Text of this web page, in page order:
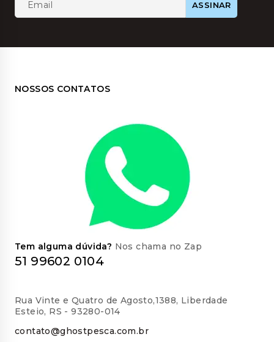
NOSSOS CONTATOS
Tem alguma dúvida? Nos chama no Zap
51 99602 0104
Rua Vinte e Quatro de Agosto,1388, Liberdade
Esteio, RS - 93280-014
contato@ghostpesca.com.br